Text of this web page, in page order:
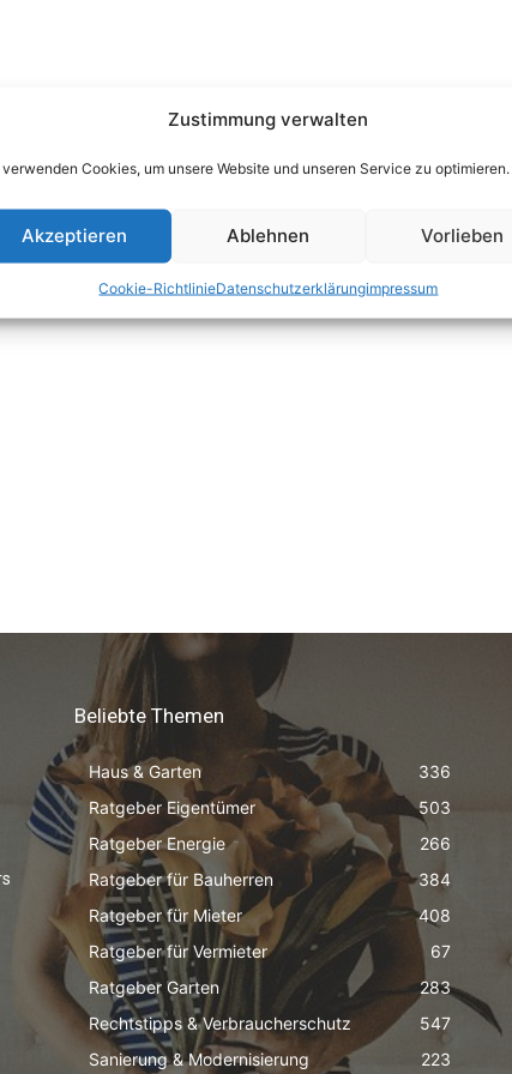
Zustimmung verwalten
verwenden Cookies, um unsere Website und unseren Service zu optimieren.
Akzeptieren Ablehnen Vorlieben
Cookie-RichtlinieDatenschutzerklärungimpressum
Beliebte Themen
Haus & Garten
336
Ratgeber Eigentümer
503
Ratgeber Energie
266
Ratgeber für Bauherren
384
Ratgeber für Mieter
408
Ratgeber für Vermieter
67
Ratgeber Garten
283
Rechtstipps & Verbraucherschutz
547
Sanierung & Modernisierung
223